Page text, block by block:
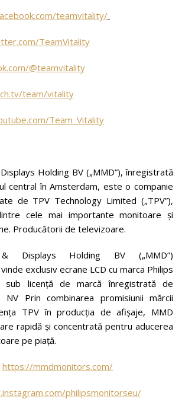
teamvitality/
TeamVitality
@teamvitality
team/vitality
Team_Vitality
Holding BV („MMD”), înregistrată
central în Amsterdam, este o companie
de TPV Technology Limited („TPV”),
cele mai importante monitoare și
Producătorii de televizoare.
& Displays Holding BV („MMD”)
exclusiv ecrane LCD cu marca Philips
sub licență de marcă înregistrată de
NV Prin combinarea promisiunii mărcii
TPV în producția de afișaje, MMD
rapidă și concentrată pentru aducerea
pe piață.
https://mmdmonitors.com/
philipsmonitorseu/